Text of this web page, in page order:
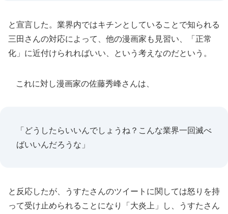
と宣言した。業界内ではキチンとしていることで知られる
三田さんの対応によって、他の漫画家も見習い、「正常
化」に近付けられればいい、という考えなのだという。
これに対し漫画家の佐藤秀峰さんは、
「どうしたらいいんでしょうね？こんな業界一回滅べ
ばいいんだろうな」
と反応したが、うすたさんのツイートに関しては怒りを持
って受け止められることになり「大炎上」し、うすたさん